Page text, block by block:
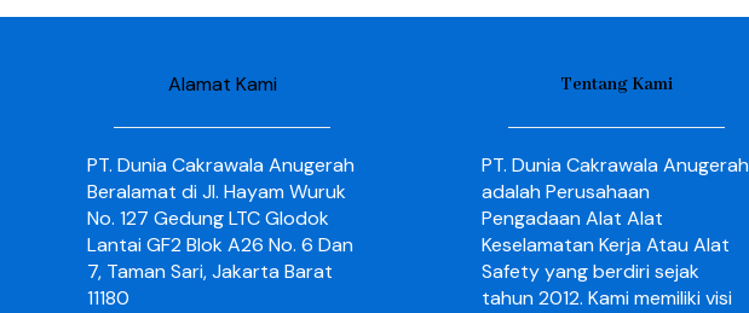
Alamat Kami
PT. Dunia Cakrawala Anugerah
Beralamat di Jl. Hayam Wuruk
No. 127 Gedung LTC Glodok
Lantai GF2 Blok A26 No. 6 Dan
7, Taman Sari, Jakarta Barat
11180
Tentang Kami
PT. Dunia Cakrawala Anugerah
adalah Perusahaan
Pengadaan Alat Alat
Keselamatan Kerja Atau Alat
Safety yang berdiri sejak
tahun 2012. Kami memiliki visi